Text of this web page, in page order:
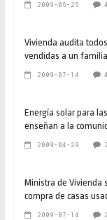
2009-06-26
Vivienda audita
vendidas a un
2009-07-14
Energía solar para
enseñan a la
2009-04-29
Ministra de Vivienda
compra de casas
2009-07-14